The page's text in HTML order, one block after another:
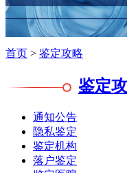
首页 > 鉴定攻略
鉴定
通知公告
隐私鉴定
鉴定机构
落户鉴定